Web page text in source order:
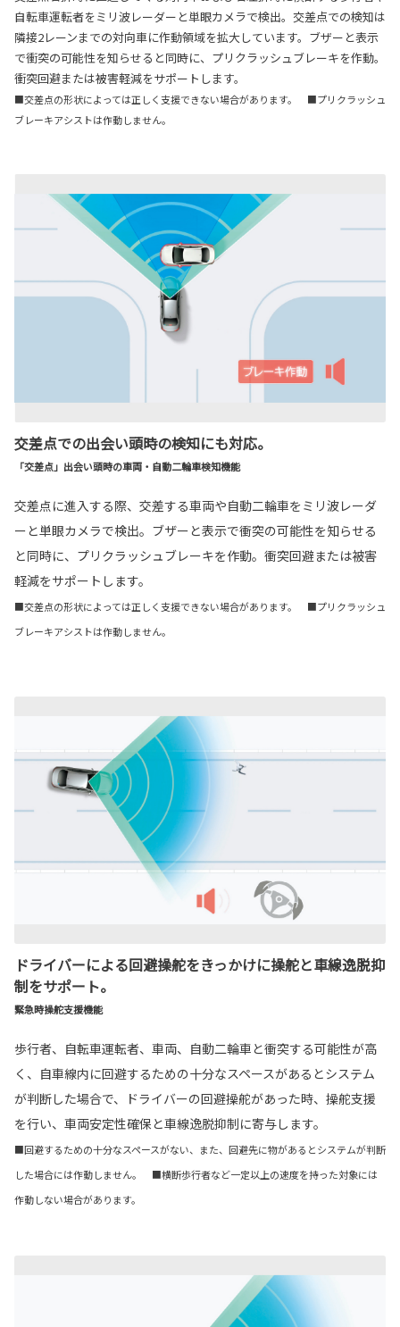
自転車運転者をミリ波レーダーと単眼カメラで検出。交差点での検知は
隣接2レーンまでの対向車に作動領域を拡大しています。ブザーと表示
で衝突の可能性を知らせると同時に、プリクラッシュブレーキを作動。
衝突回避または被害軽減をサポートします。
■交差点の形状によっては正しく支援できない場合があります。 ■プリクラッシュ
ブレーキアシストは作動しません。
交差点での出会い頭時の検知にも対応。
「交差点」出会い頭時の車両・自動二輪車検知機能
交差点に進入する際、交差する車両や自動二輪車をミリ波レーダ
ーと単眼カメラで検出。ブザーと表示で衝突の可能性を知らせる
と同時に、プリクラッシュブレーキを作動。衝突回避または被害
軽減をサポートします。
■交差点の形状によっては正しく支援できない場合があります。 ■プリクラッシュ
ブレーキアシストは作動しません。
ドライバーによる回避操舵をきっかけに操舵と車線逸脱抑
制をサポート。
緊急時操舵支援機能
歩行者、自転車運転者、車両、自動二輪車と衝突する可能性が高
く、自車線内に回避するための十分なスペースがあるとシステム
が判断した場合で、ドライバーの回避操舵があった時、操舵支援
を行い、車両安定性確保と車線逸脱抑制に寄与します。
■回避するための十分なスペースがない、また、回避先に物があるとシステムが判断
した場合には作動しません。 ■横断歩行者など一定以上の速度を持った対象には
作動しない場合があります。